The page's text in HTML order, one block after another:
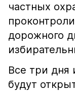
частных
дорожного
Все три дня
будут